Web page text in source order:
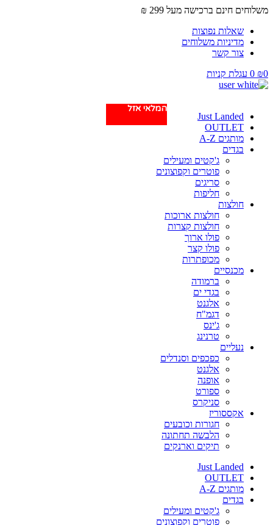
משלוחים חינם ברכישה מעל 299 ₪
שאלות נפוצות
מדיניות משלוחים
צור קשר
₪0
0 עגלת קניות
Just Landed
OUTLET
מותגים A-Z
בגדים
ג'קטים ומעילים
פוטרים וקפוצונים
סריגים
חליפות
חולצות
חולצות ארוכות
חולצות קצרות
פולו ארוך
פולו קצר
מכופתרות
מכנסיים
ברמודה
בגדי ים
אלגנט
דגמ"ח
ג'ינס
טרנינג
נעליים
כפכפים וסנדלים
אלגנט
אופנה
ספורט
סניקרס
אקססוריז
חגורות וכובעים
הלבשה תחתונה
תיקים וארנקים
Just Landed
OUTLET
מותגים A-Z
בגדים
ג'קטים ומעילים
פוטרים וקפוצונים
המלאי אזל